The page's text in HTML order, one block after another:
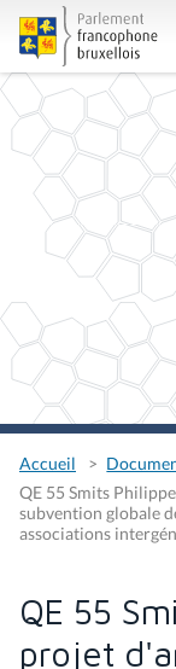
Accueil
QE 55 Smits
subvention globale
associations
QE 55
projet